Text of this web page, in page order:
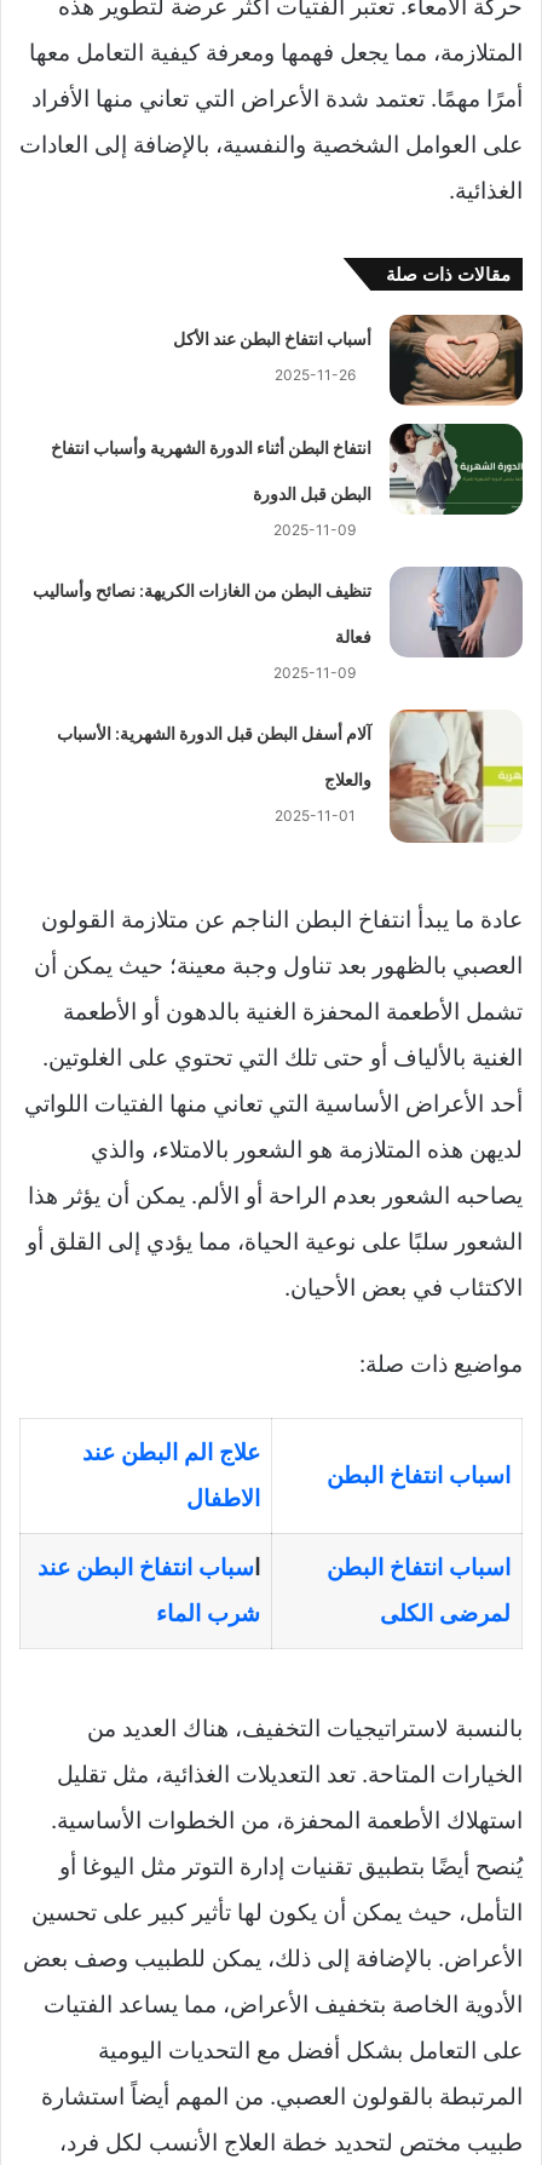
حركة الأمعاء. تعتبر الفتيات أكثر عرضة لتطوير هذه
المتلازمة، مما يجعل فهمها ومعرفة كيفية التعامل معها
أمرًا مهمًا. تعتمد شدة الأعراض التي تعاني منها الأفراد
على العوامل الشخصية والنفسية، بالإضافة إلى العادات
الغذائية.
مقالات ذات صلة
أسباب انتفاخ البطن عند الأكل
2025-11-26
انتفاخ البطن أثناء الدورة الشهرية وأسباب انتفاخ
البطن قبل الدورة
2025-11-09
تنظيف البطن من الغازات الكريهة: نصائح وأساليب
فعالة
2025-11-09
آلام أسفل البطن قبل الدورة الشهرية: الأسباب
والعلاج
2025-11-01
عادة ما يبدأ انتفاخ البطن الناجم عن متلازمة القولون
العصبي بالظهور بعد تناول وجبة معينة؛ حيث يمكن أن
تشمل الأطعمة المحفزة الغنية بالدهون أو الأطعمة
الغنية بالألياف أو حتى تلك التي تحتوي على الغلوتين.
أحد الأعراض الأساسية التي تعاني منها الفتيات اللواتي
لديهن هذه المتلازمة هو الشعور بالامتلاء، والذي
يصاحبه الشعور بعدم الراحة أو الألم. يمكن أن يؤثر هذا
الشعور سلبًا على نوعية الحياة، مما يؤدي إلى القلق أو
الاكتئاب في بعض الأحيان.
مواضيع ذات صلة:
اسباب انتفاخ البطن
علاج الم البطن عند
الاطفال
اسباب انتفاخ البطن
لمرضى الكلى
اسباب انتفاخ البطن عند
شرب الماء
بالنسبة لاستراتيجيات التخفيف، هناك العديد من
الخيارات المتاحة. تعد التعديلات الغذائية، مثل تقليل
استهلاك الأطعمة المحفزة، من الخطوات الأساسية.
يُنصح أيضًا بتطبيق تقنيات إدارة التوتر مثل اليوغا أو
التأمل، حيث يمكن أن يكون لها تأثير كبير على تحسين
الأعراض. بالإضافة إلى ذلك، يمكن للطبيب وصف بعض
الأدوية الخاصة بتخفيف الأعراض، مما يساعد الفتيات
على التعامل بشكل أفضل مع التحديات اليومية
المرتبطة بالقولون العصبي. من المهم أيضاً استشارة
طبيب مختص لتحديد خطة العلاج الأنسب لكل فرد،